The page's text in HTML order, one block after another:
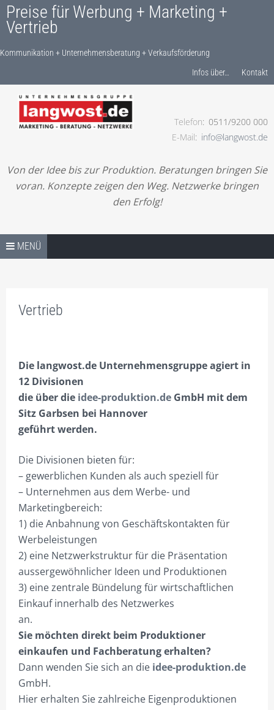
Preise für Werbung + Marketing +
Vertrieb
Kommunikation + Unternehmensberatung + Verkaufsförderung
Infos über…
Kontakt
Kommunikation + Unternehmensberatung +
Telefon 0511/9200 000
E-Mail
info@langwost.de
Von der Idee bis zur Produktion. Beratungen bringen Sie
voran. Konzepte zeigen den Weg. Netzwerke bringen
den Erfolg!
Springe zum Inhalt
MENÜ
PREISE / SHOP – START
SEI DOCH MAL CREATIV.
FIRMEN VERPACKEN.
ONLINE ERFOLGREICHER.
SCHAFFE DIR WERTE!
DIE EIGENE DIVISION.
SEI ANDERS – SEI BESSER!
UMSATZ BRINGT ERFOLG!
KNOW HOW STÄRKT.
NEUE PERSPEKTIVEN!
BUSINESS VS. TECHNIK.
SUCHE-PROFI.DE – INFO
PROJEKTIERUNG
Vertrieb
Die langwost.de Unternehmensgruppe agiert in
12 Divisionen
die über die idee-produktion.de GmbH mit dem
Sitz Garbsen bei Hannover
geführt werden.
Die Divisionen bieten für:
– gewerblichen Kunden als auch speziell für
– Unternehmen aus dem Werbe- und
Marketingbereich:
1) die Anbahnung von Geschäftskontakten für
Werbeleistungen
2) eine Netzwerkstruktur für die Präsentation
aussergewöhnlicher Ideen und Produktionen
3) eine zentrale Bündelung für wirtschaftlichen
Einkauf innerhalb des Netzwerkes
an.
Sie möchten direkt beim Produktioner
einkaufen und Fachberatung erhalten?
Dann wenden Sie sich an die idee-produktion.de
GmbH.
Hier erhalten Sie zahlreiche Eigenproduktionen